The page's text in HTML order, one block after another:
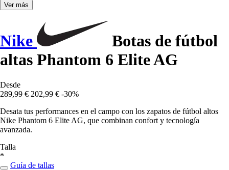
Ver más
Nike
Botas de fútbol
altas Phantom 6 Elite AG
Desde
289,99 € 202,99 € -30%
Desata tus performances en el campo con los zapatos de fútbol altos
Nike Phantom 6 Elite AG, que combinan confort y tecnología
avanzada.
Talla
*
Guía de tallas